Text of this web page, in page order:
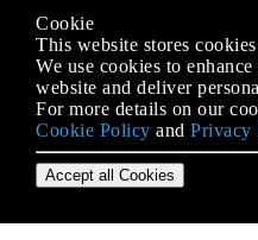
Cookie
This website stores
We use cookies to
website and deliver
For more details on our
Cookie Policy and Privacy
Accept all Cookies